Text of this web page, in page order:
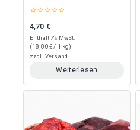
out
of
5
4,70 €
Enthält 7% MwSt.
(18,80€/ 1 kg)
zzgl. Versand
Weiterlesen